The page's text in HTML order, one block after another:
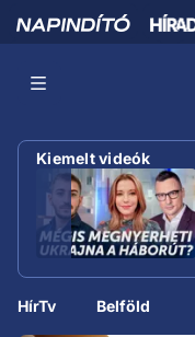
Kiemelt videók
HírTv Belföld